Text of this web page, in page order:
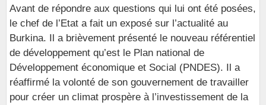
Avant de répondre aux questions qui lui ont été posées,
le chef de l’Etat a fait un exposé sur l’actualité au
Burkina. Il a brièvement présenté le nouveau référentiel
de développement qu’est le Plan national de
Développement économique et Social (PNDES). Il a
réaffirmé la volonté de son gouvernement de travailler
pour créer un climat prospère à l’investissement de la